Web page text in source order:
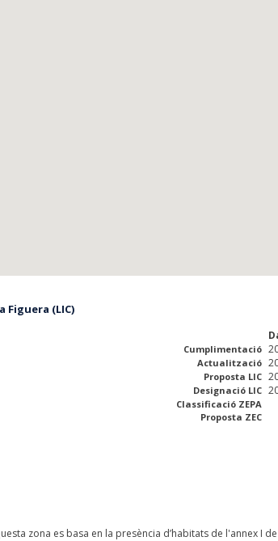
Figuera (LIC)
Cumplimentació
Actualització
Proposta LIC
Designació LIC
Classificació ZEPA
Proposta ZEC
zona es basa en la presència d’habitats de l'annex I de